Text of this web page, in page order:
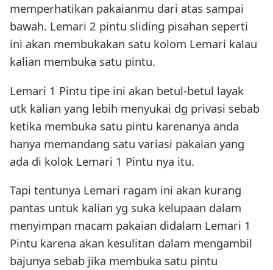
memperhatikan pakaianmu dari atas sampai
bawah. Lemari 2 pintu sliding pisahan seperti
ini akan membukakan satu kolom Lemari kalau
kalian membuka satu pintu.
Lemari 1 Pintu tipe ini akan betul-betul layak
utk kalian yang lebih menyukai dg privasi sebab
ketika membuka satu pintu karenanya anda
hanya memandang satu variasi pakaian yang
ada di kolok Lemari 1 Pintu nya itu.
Tapi tentunya Lemari ragam ini akan kurang
pantas untuk kalian yg suka kelupaan dalam
menyimpan macam pakaian didalam Lemari 1
Pintu karena akan kesulitan dalam mengambil
bajunya sebab jika membuka satu pintu